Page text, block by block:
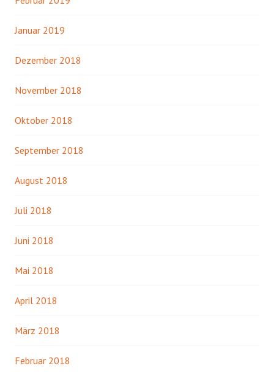
Januar 2019
Dezember 2018
November 2018
Oktober 2018
September 2018
August 2018
Juli 2018
Juni 2018
Mai 2018
April 2018
März 2018
Februar 2018